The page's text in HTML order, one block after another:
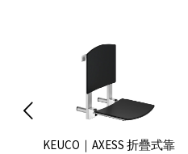
KEUCO｜AXESS 折疊式靠